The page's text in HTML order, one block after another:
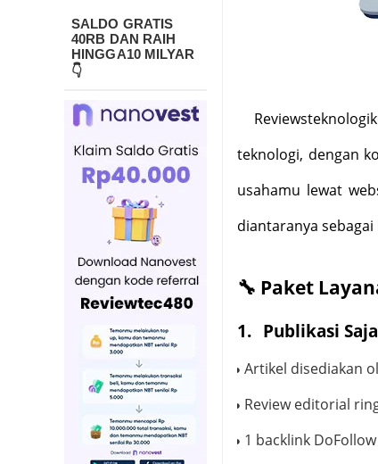
teknologi, dengan
usahamu lewat
diantaranya
🔧 Paket
1. Publikasi Saja
● Artikel disediakan
● Review editorial
● 1 backlink DoFollow
SALDO GRATIS
40RB DAN RAIH
HINGGA10 MILYAR
👇